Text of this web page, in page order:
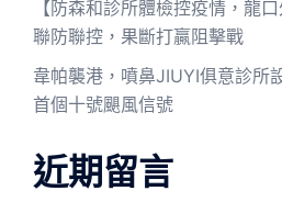
【防森和診所體檢控疫情，龍
聯防聯控，果斷打贏阻擊戰
韋帕襲港，噴鼻JIUYI俱意診所
首個十號颶風信號
近期留言